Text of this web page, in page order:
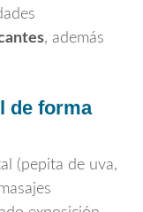
, además
de forma
(pepita de uva,